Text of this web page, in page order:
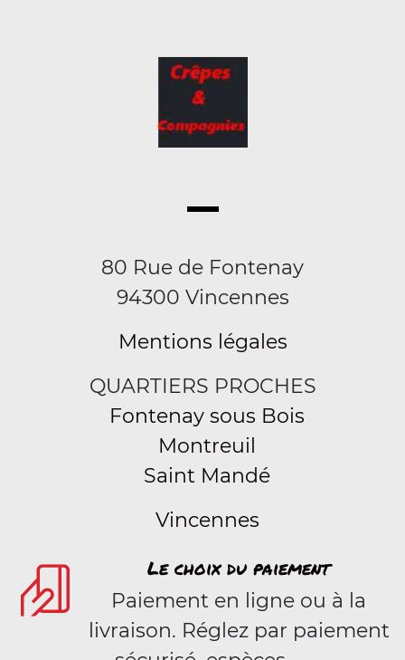
80 Rue de Fontenay
94300 Vincennes
Mentions légales
QUARTIERS PROCHES
Fontenay sous Bois
Montreuil
Saint Mandé
Vincennes
Le choix du paiement
Paiement en ligne ou à la
livraison. Réglez par paiement